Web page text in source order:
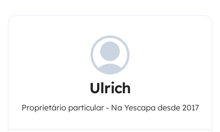
Ulrich
Proprietário particular - Na Yescapa desde 2017